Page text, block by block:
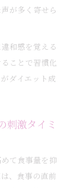
む方法
すすめ
な根拠
談を紹介
が変わる理
両立
が多く寄せら
和感を覚える
ことで習慣化
ダイエット成
刺激タイミ
て食事量を抑
、食事の直前